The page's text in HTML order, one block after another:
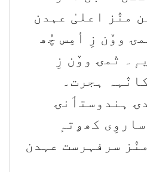
منٛز اعلیٰ عہدن
ووٚن زِ أمِس چُھ
تٔمۍ ووٚن زِ
ہجرت۔
ہندوستٲنۍ
کھۄتہٕ
سرفہرست عہدن